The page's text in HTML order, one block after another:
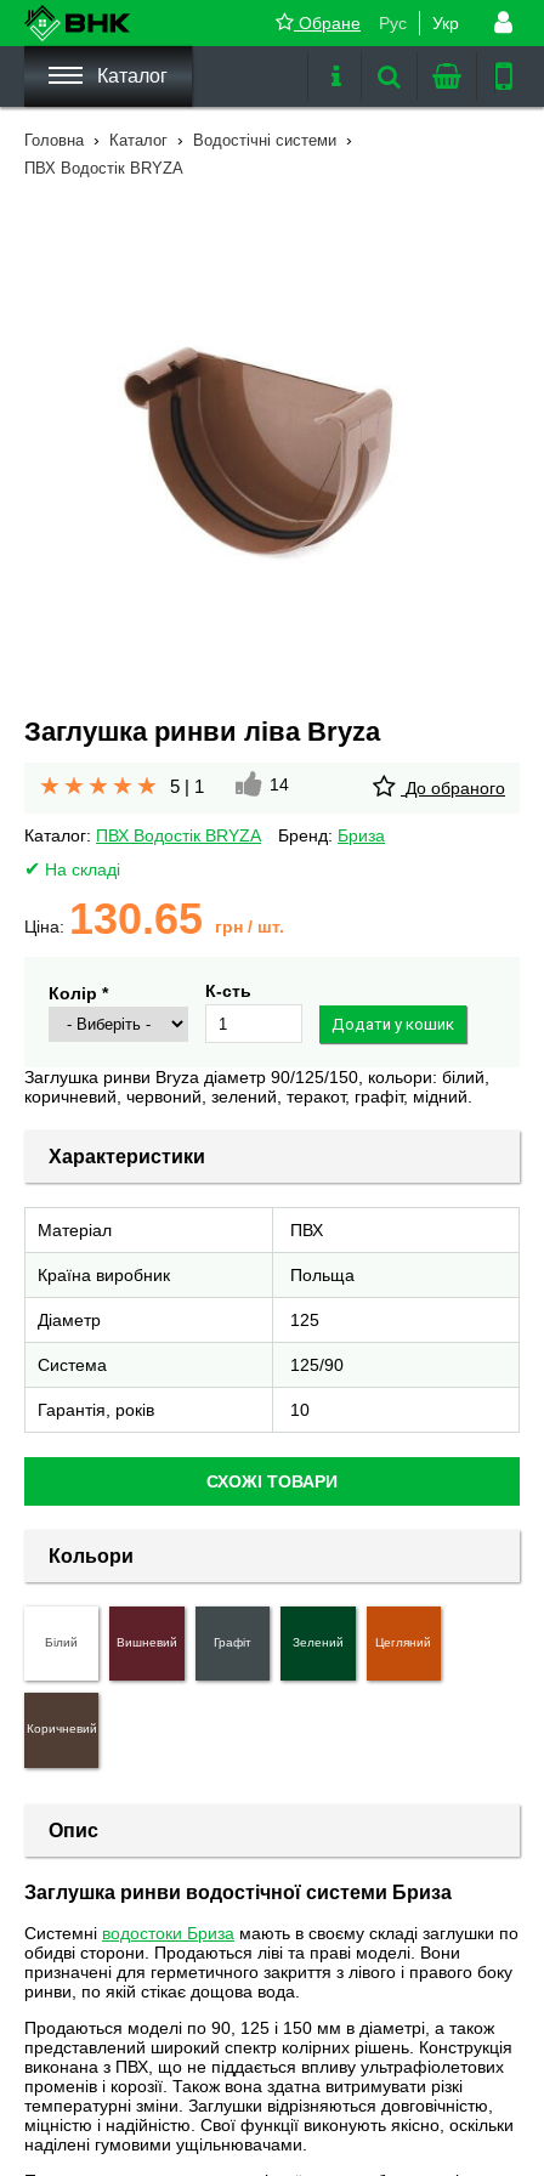
Рус Укр
Обране
Каталог
Головна › Каталог › Водостічні системи ›
ПВХ Водостік BRYZA
Заглушка ринви ліва Bryza
5 | 1 14 До обраного
Каталог: ПВХ Водостік BRYZA Бренд: Бриза
На складі
Ціна: 130.65 грн / шт.
Колір * К-сть
Заглушка ринви Bryza діаметр 90/125/150, кольори: білий,
коричневий, червоний, зелений, теракот, графіт, мідний.
Характеристики
Матеріал ПВХ
Країна виробник Польща
Діаметр 125
Система 125/90
Гарантія, років 10
СХОЖІ ТОВАРИ
Кольори
Білий Вишневий Графіт Зелений Цегляний
Коричневий
Опис
Заглушка ринви водостічної системи Бриза
Системні водостоки Бриза мають в своєму складі заглушки по
обидві сторони. Продаються ліві та праві моделі. Вони
призначені для герметичного закриття з лівого і правого боку
ринви, по якій стікає дощова вода.
Продаються моделі по 90, 125 і 150 мм в діаметрі, а також
представлений широкий спектр колірних рішень. Конструкція
виконана з ПВХ, що не піддається впливу ультрафіолетових
променів і корозії. Також вона здатна витримувати різкі
температурні зміни. Заглушки відрізняються довговічністю,
міцністю і надійністю. Свої функції виконують якісно, ​​оскільки
наділені гумовими ущільнювачами.